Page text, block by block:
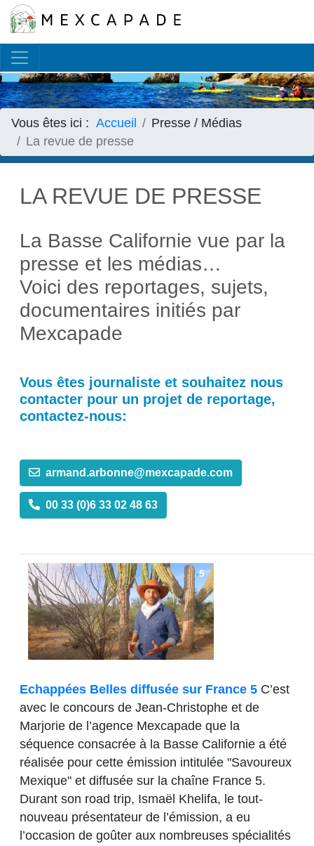
Vous êtes ici : Accueil
Presse / Médias
La revue de presse
LA REVUE DE PRESSE
La Basse Californie vue par la
presse et les médias…
Voici des reportages, sujets,
documentaires initiés par
Mexcapade
Vous êtes journaliste et souhaitez nous
contacter pour un projet de reportage,
contactez-nous:
armand.arbonne@mexcapade.com
00 33 (0)6 33 02 48 63
Echappées Belles diffusée sur France 5 C’est
avec le concours de Jean-Christophe et de
Marjorie de l’agence Mexcapade que la
séquence consacrée à la Basse Californie a été
réalisée pour cette émission intitulée "Savoureux
Mexique" et diffusée sur la chaîne France 5.
Durant son road trip, Ismaël Khelifa, le tout-
nouveau présentateur de l’émission, a eu
l’occasion de goûter aux nombreuses spécialités